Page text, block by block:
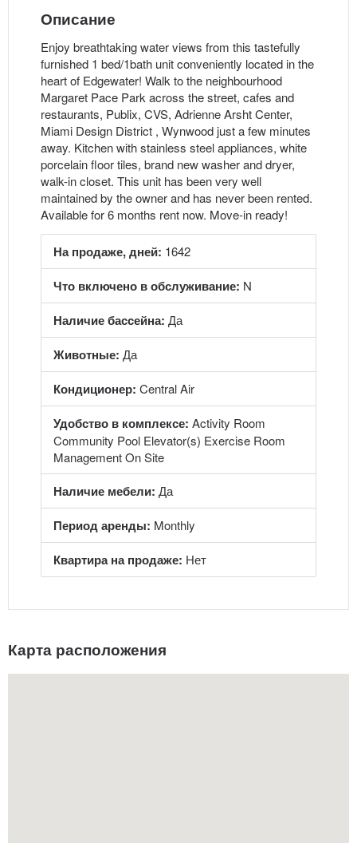
Описание
Enjoy breathtaking water views from this tastefully
furnished 1 bed/1bath unit conveniently located in the
heart of Edgewater! Walk to the neighbourhood
Margaret Pace Park across the street, cafes and
restaurants, Publix, CVS, Adrienne Arsht Center,
Miami Design District , Wynwood just a few minutes
away. Kitchen with stainless steel appliances, white
porcelain floor tiles, brand new washer and dryer,
walk-in closet. This unit has been very well
maintained by the owner and has never been rented.
Available for 6 months rent now. Move-in ready!
На продаже, дней: 1642
Что включено в обслуживание: N
Наличие бассейна: Да
Животные: Да
Кондиционер: Central Air
Удобство в комплексе: Activity Room
Community Pool Elevator(s) Exercise Room
Management On Site
Наличие мебели: Да
Период аренды: Monthly
Квартира на продаже: Нет
Карта расположения